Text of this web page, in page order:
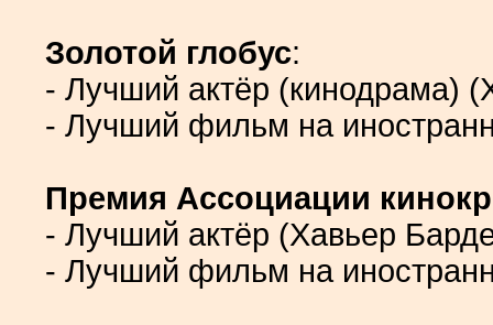
Золотой глобус:
- Лучший актёр (кинодрама)
- Лучший фильм на
Премия Ассоциации
- Лучший актёр (Хавьер
- Лучший фильм на